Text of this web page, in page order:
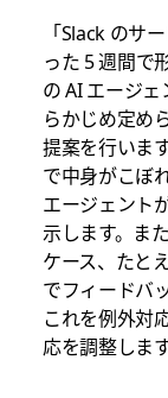
「Slack のサ
った 5 週間で
の AI エージ
らかじめ定め
提案を行いま
で中身がこぼ
エージェント
示します。ま
ケース、たと
でフィードバ
これを例外対
応を調整します